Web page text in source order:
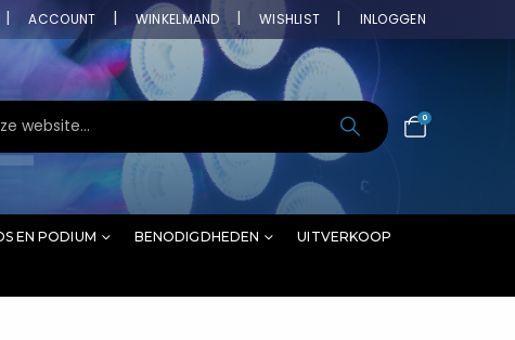
ACCOUNT WINKELMAND WISHLIST INLOGGEN
0
EN PODIUM BENODIGDHEDEN UITVERKOOP